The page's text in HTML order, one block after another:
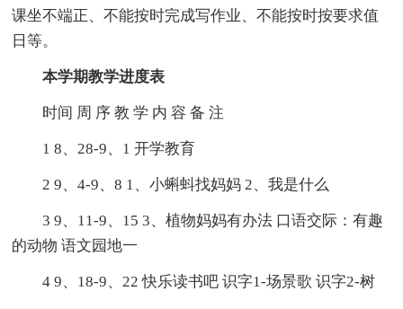
课坐不端正、不能按时完成写作业、不能按时按要求值
日等。
本学期教学进度表
时间 周 序 教 学 内 容 备 注
1 8、28-9、1 开学教育
2 9、4-9、8 1、小蝌蚪找妈妈 2、我是什么
3 9、11-9、15 3、植物妈妈有办法 口语交际：有趣
的动物 语文园地一
4 9、18-9、22 快乐读书吧 识字1-场景歌 识字2-树